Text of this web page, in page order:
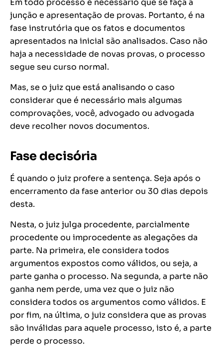
Em todo processo é necessário que se faça a
junção e apresentação de provas. Portanto, é na
fase instrutória que os fatos e documentos
apresentados na inicial são analisados. Caso não
haja a necessidade de novas provas, o processo
segue seu curso normal.
Mas, se o juiz que está analisando o caso
considerar que é necessário mais algumas
comprovações, você, advogado ou advogada
deve recolher novos documentos.
Fase decisória
É quando o juiz profere a sentença. Seja após o
encerramento da fase anterior ou 30 dias depois
desta.
Nesta, o juiz julga procedente, parcialmente
procedente ou improcedente as alegações da
parte. Na primeira, ele considera todos
argumentos expostos como válidos, ou seja, a
parte ganha o processo. Na segunda, a parte não
ganha nem perde, uma vez que o juiz não
considera todos os argumentos como válidos. E
por fim, na última, o juiz considera que as provas
são inválidas para aquele processo, isto é, a parte
perde o processo.